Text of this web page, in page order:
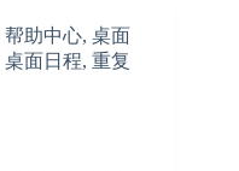
帮助中心, 桌面
桌面日程, 重复